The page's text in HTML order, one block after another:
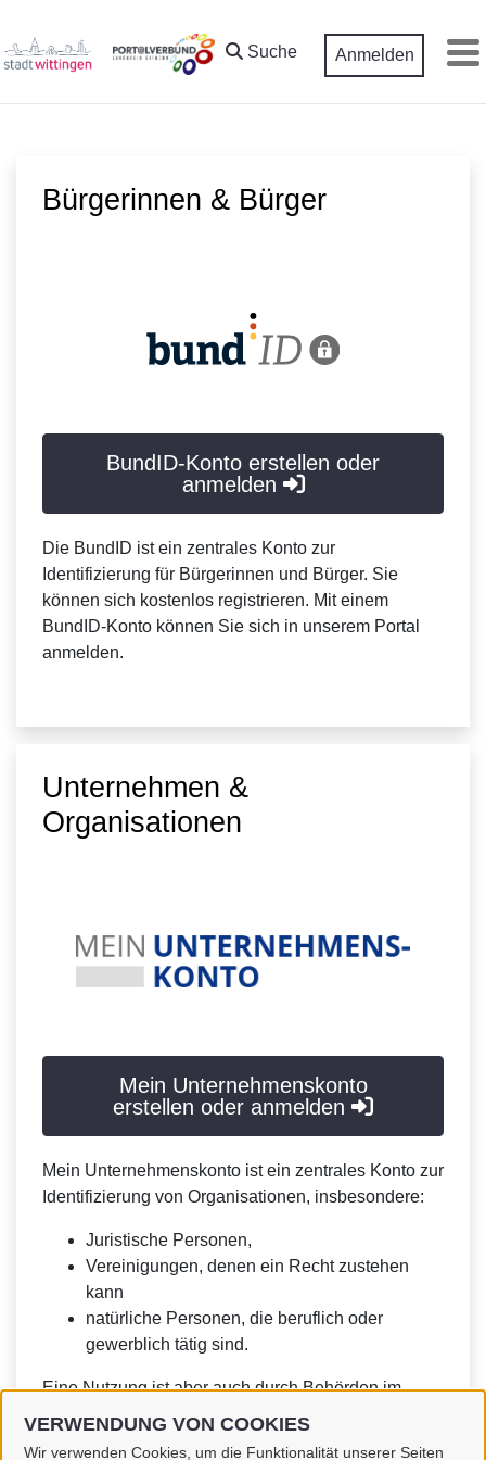
VERWENDUNG VON COOKIES
Wir verwenden Cookies, um die Funktionalität unserer Seiten
Suche Anmelden
Bürgerinnen & Bürger
BundID-Konto erstellen oder
anmelden
Die BundID ist ein zentrales Konto zur
Identifizierung für Bürgerinnen und Bürger. Sie
können sich kostenlos registrieren. Mit einem
BundID-Konto können Sie sich in unserem Portal
anmelden.
Unternehmen &
Organisationen
Mein Unternehmenskonto
erstellen oder anmelden
Mein Unternehmenskonto ist ein zentrales Konto zur
Identifizierung von Organisationen, insbesondere:
Juristische Personen,
Vereinigungen, denen ein Recht zustehen
kann
natürliche Personen, die beruflich oder
gewerblich tätig sind.
Eine Nutzung ist aber auch durch Behörden im
Sinne von § 1 Abs. 4 Verwaltungsverfahrensgesetz